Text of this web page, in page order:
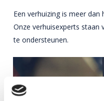
Een verhuizing is meer dan
Onze verhuisexperts
te ondersteunen.